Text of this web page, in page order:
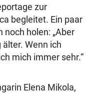
zur
begleitet. Ein paar
holen: „Aber
Wenn ich
mich immer sehr.“
Elena Mikola,